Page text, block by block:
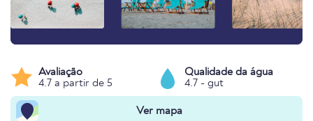
Avaliação
4.7 a partir de 5
Qualidade da água
4.7 - gut
Ver mapa